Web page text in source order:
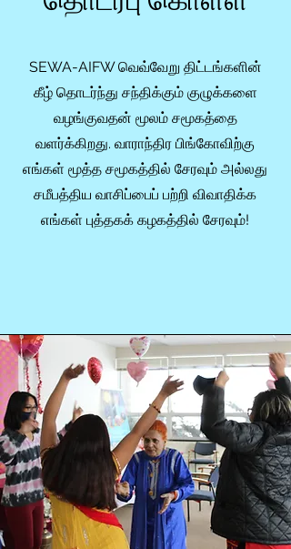
SEWA-AIFW வெவ்வேறு திட்டங்களின்
கீழ் தொடர்ந்து சந்திக்கும் குழுக்களை
வழங்குவதன் மூலம் சமூகத்தை
வளர்க்கிறது. வாராந்திர பிங்கோவிற்கு
எங்கள் மூத்த சமூகத்தில் சேரவும் அல்லது
சமீபத்திய வாசிப்பைப் பற்றி விவாதிக்க
எங்கள் புத்தகக் கழகத்தில் சேரவும்!